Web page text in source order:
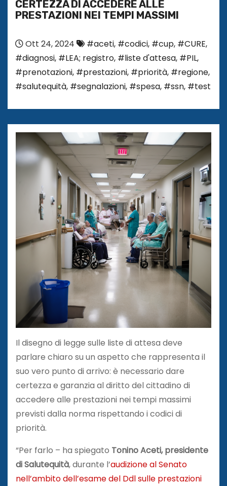
CERTEZZA DI ACCEDERE ALLE
PRESTAZIONI NEI TEMPI MASSIMI
Ott 24, 2024 #aceti, #codici, #cup, #CURE,
#diagnosi, #LEA; registro, #liste d'attesa, #PIL,
#prenotazioni, #prestazioni, #priorità, #regione,
#salutequità, #segnalazioni, #spesa, #ssn, #test
Il disegno di legge sulle liste di attesa deve
parlare chiaro su un aspetto che rappresenta il
suo vero punto di arrivo: è necessario dare
certezza e garanzia al diritto del cittadino di
accedere alle prestazioni nei tempi massimi
previsti dalla norma rispettando i codici di
priorità.
“Per farlo – ha spiegato Tonino Aceti, presidente
di Salutequità, durante l’audizione al Senato
nell’ambito dell’esame del Ddl sulle prestazioni